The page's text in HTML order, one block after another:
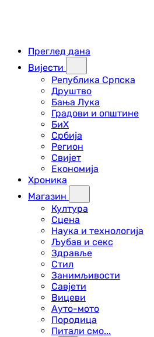
Преглед дана
Вијести
Република Српска
Друштво
Бања Лука
Градови и општине
БиХ
Србија
Регион
Свијет
Економија
Хроника
Магазин
Култура
Сцена
Наука и технологија
Љубав и секс
Здравље
Стил
Занимљивости
Савјети
Вицеви
Ауто-мото
Породица
Питали смо...